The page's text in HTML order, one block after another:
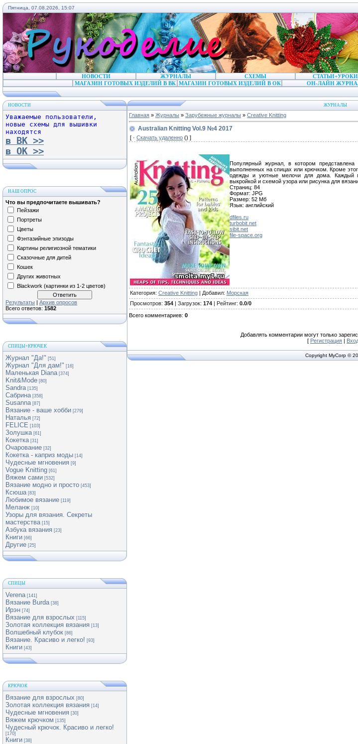
Пятница, 07.08.2026, 15:07
НОВОСТИ ЖУРНАЛЫ СХЕМЫ СТАТЬИ+УРОКИ
МАГАЗИН ГОТОВЫХ ИЗДЕЛИЙ В ВК МАГАЗИН ГОТОВЫХ ИЗДЕЛИЙ В ОК ОН-ЛАЙН
НОВОСТИ
Уважаемые пользователи,
новые схемы для вышивки
находятся
в ВК >>
в ОК >>
НАШ ОПРОС
Что вы предпочитаете вышивать?
Пейзажи
Портреты
Цветы
Фэнтазийные эпизоды
Картины религиозной тематики
Сказочные для дитей
Кошек
Других животных
Blackwork (картинки из 1-2 цветов)
Результаты | Архив опросов
Всего ответов: 1582
СПИЦЫ+КРЮЧЕК
Журнал "Да!" [51]
Журнал "Для дам!" [16]
Маленькая Diana [374]
Knit&Mode [80]
Sandra [135]
Сабрина [358]
Susanna [87]
Вязание - ваше хобби [279]
Наталья [72]
FELICE [103]
Золушка [61]
Кокетка [31]
Очарование [32]
Кокетка - каприз моды [14]
Чудесные мгновения [9]
Vogue Knitting [61]
Вяжем сами [532]
Вязание модно и просто [453]
Ксюша [83]
Любимое вязание [119]
Меланж [10]
Узоры для вязания. Секреты
мастерства [15]
Азбука вязания [23]
Книги [66]
Другие [25]
СПИЦЫ
Verena [141]
Вязание Burda [38]
Ирэн [74]
Вязание для взрослых [115]
Золотая коллекция вязания [13]
Волшебный клубок [86]
Вязание. Красиво и легко! [93]
Книги [43]
КРЮЧОК
Вязание для взрослых [80]
Золотая коллекция вязания [14]
Чудесные мгновения [30]
Вяжем крючком [135]
Чудесный крючок. Красиво и легко!
[170]
Книги [38]
ЖУРНАЛЫ
Главная » Журналы » Зарубежные журналы » Creative Knitting
Australian Knitting Vol.9 №4 2017
[ · Скачать удаленно () ]
Популярный журнал, в котором представлена
выполненных на спицах или крючком. Кроме
одежды и уютные мелочи для дома. Каждый
выкройкой и схемой узора или рисунка для
Страниц: 84
Формат: JPG
Размер: 52 Мб
Язык: английский
dfiles.ru
turbobit.net
sibit.net
file-space.org
Категория: Creative Knitting | Добавил: Морская
Просмотров: 354 | Загрузок: 174 | Рейтинг: 0.0/0
Всего комментариев: 0
Добавлять комментарии могут только
[ Регистрация |
Copyright MyCorp ©